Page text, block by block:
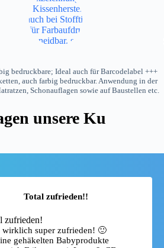
bedruckbare; Ideal auch für Barcodelabel +++
auch farbig bedruckbar. Anwendung in der
Schonauflagen sowie auf Baustellen etc.
unsere Kunden:
Total zufrieden!!
super zufrieden! 🙂
gehäkelten Babyprodukte